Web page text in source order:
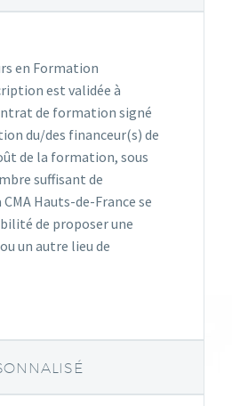
en Formation
est validée à
de formation signé
du/des financeur(s) de
de la formation, sous
suffisant de
Hauts-de-France se
de proposer une
un autre lieu de